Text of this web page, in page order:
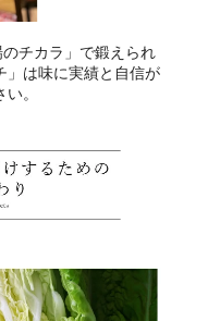
チカラ」で鍛えられ
」は味に実績と自信が
。